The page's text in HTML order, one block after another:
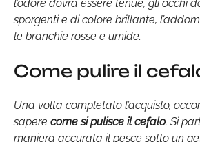
l’odore dovrà essere tenue, gli occhi
sporgenti e di colore brillante,
le branchie rosse e umide.
Come pulire il
Una volta completato l’acquisto,
sapere come si pulisce il cefalo. Si
maniera accurata il pesce sotto un